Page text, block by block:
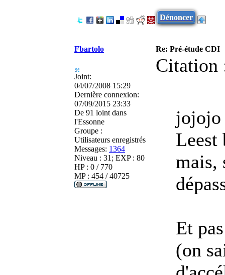
Dénoncer
Fbartolo Re: Pré-étude CDI
Joint:
04/07/2008 15:29
Dernière connexion:
07/09/2015 23:33
De 91 loint dans
l'Essonne
Groupe :
Utilisateurs enregistrés
Messages: 1364
Niveau : 31; EXP : 80
HP : 0 / 770
MP : 454 / 40725
Citation
jojojo
Leest
mais,
Et
(on